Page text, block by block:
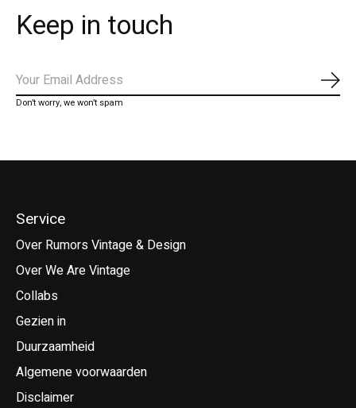
Keep in touch
Don’t worry, we won’t spam
Service
Over Rumors Vintage & Design
Over We Are Vintage
Collabs
Gezien in
Duurzaamheid
Algemene voorwaarden
Disclaimer